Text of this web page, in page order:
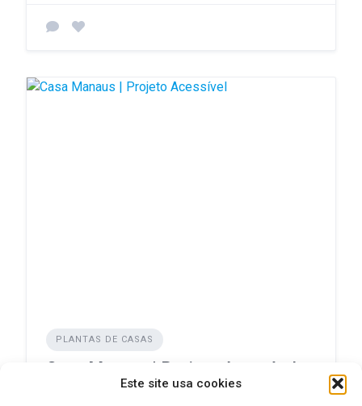
Este site usa cookies
PLANTAS DE CASAS
Casa Manaus | Projeto Acessível
ADICIONADO EM NOVEMBRO 17, 2024